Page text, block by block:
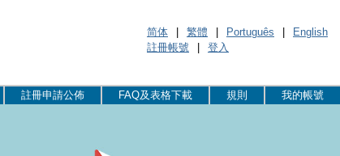
简体 繁體 Português
English
註冊帳號
登入
我的帳號
規則
FAQ及表格下載
註冊申請公佈